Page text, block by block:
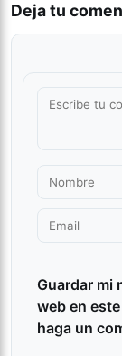
Deja tu
Guardar mi
web en
haga un